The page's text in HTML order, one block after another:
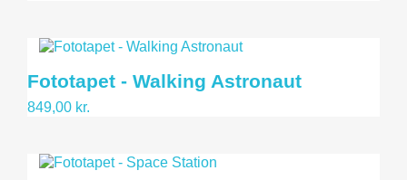
Fototapet - Walking Astronaut
849,00 kr.